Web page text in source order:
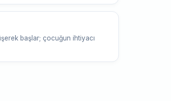
başlar; çocuğun ihtiyacı